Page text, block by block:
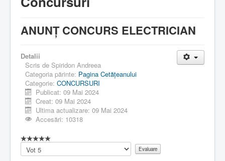
ANUNȚ CONCURS ELECTRICIAN
Detalii
Scris de Spiridon Andreea
Categoria părinte: Pagina Cetăţeanului
Categorie: CONCURSURI
Publicat: 09 Mai 2024
Creat: 09 Mai 2024
Ultima actualizare: 09 Mai 2024
Accesări: 10318
Vă
rugăm